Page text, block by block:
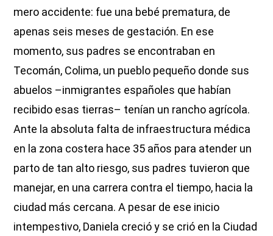
mero accidente: fue una bebé prematura, de
apenas seis meses de gestación. En ese
momento, sus padres se encontraban en
Tecomán, Colima, un pueblo pequeño donde sus
abuelos –inmigrantes españoles que habían
recibido esas tierras– tenían un rancho agrícola.
Ante la absoluta falta de infraestructura médica
en la zona costera hace 35 años para atender un
parto de tan alto riesgo, sus padres tuvieron que
manejar, en una carrera contra el tiempo, hacia la
ciudad más cercana. A pesar de ese inicio
intempestivo, Daniela creció y se crió en la Ciudad